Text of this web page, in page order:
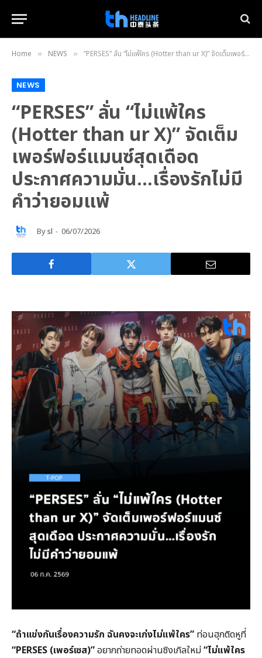
Home » NEWS » “PERSES” ลั่น “ไม่แพ้ใคร (Hotter than ur X)” จัดเต็มเพอร์ฟอร์แมนซ์สุดเดือด ประกาศความมั่น…เรื่องรักไม่มีคำว่ายอมแพ้
NEWS
“PERSES” ลั่น “ไม่แพ้ใคร
(Hotter than ur X)” จัดเต็ม
เพอร์ฟอร์แมนซ์สุดเดือด
ประกาศความมั่น…เรื่องรักไม่มี
คำว่ายอมแพ้
Bysl 06/07/2026
“ถ้าแข่งกันเรื่องความรัก ฉันคงจะเก่งไม่แพ้ใคร” ท่อนฮุกติดหูที่
“PERSES (เพอร์เซส)”อยากถ่ายทอดผ่านซิงเกิลใหม่“ไม่แพ้ใคร